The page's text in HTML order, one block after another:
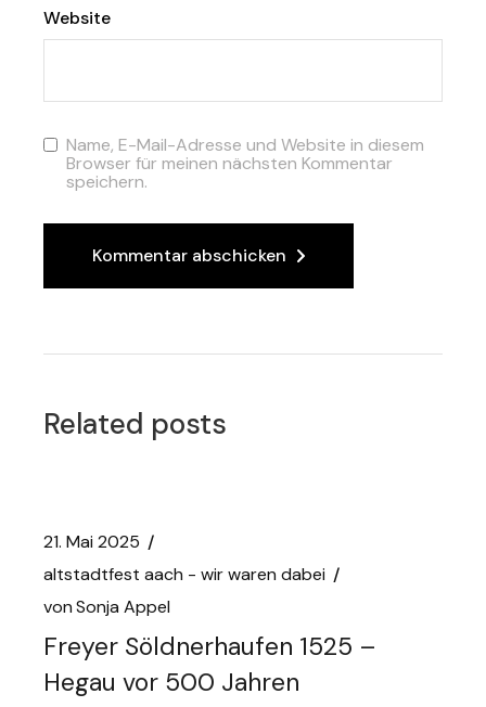
Website
Name, E-Mail-Adresse und Website in diesem
Browser für meinen nächsten Kommentar
speichern.
Kommentar abschicken
Related posts
21. Mai 2025
altstadtfest aach - wir waren dabei
von Sonja Appel
Freyer Söldnerhaufen 1525 –
Hegau vor 500 Jahren